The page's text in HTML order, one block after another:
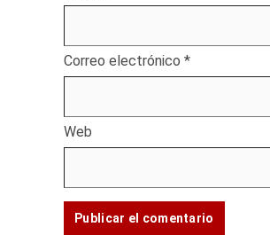
Correo electrónico *
Web